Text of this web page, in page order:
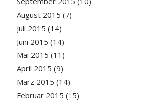
August 2015 (7)
Juli 2015 (14)
Juni 2015 (14)
Mai 2015 (11)
April 2015 (9)
März 2015 (14)
Februar 2015 (15)